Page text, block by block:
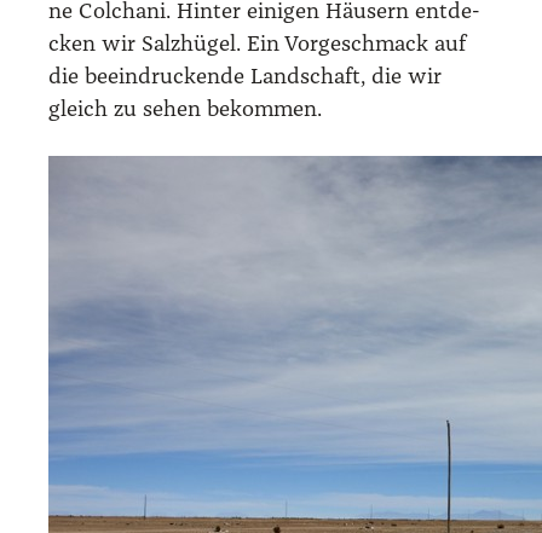
ne Colcha­ni. Hin­ter eini­gen Häu­sern ent­de­
cken wir Salz­hü­gel. Ein Vor­ge­schmack auf
die beein­dru­cken­de Land­schaft, die wir
gleich zu sehen bekom­men.